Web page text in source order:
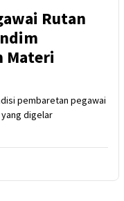
Rutan
Materi
pembaretan pegawai
yang digelar